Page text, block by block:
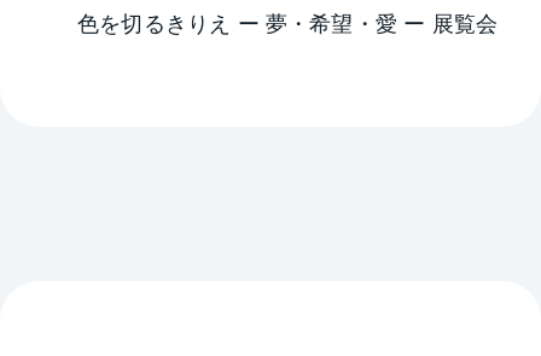
色を切るきりえ ー 夢・希望・愛 ー 展覧会